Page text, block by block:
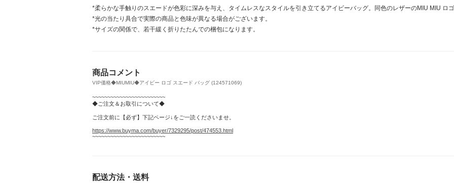
*柔らかな手触りのスエードが色彩に深みを与え、タイムレスなスタイルを引き立てるアイビーバッグ。同色のレザーのMIU MIU ロ
*光の当たり具合で実際の商品と色味が異なる場合がございます。
*サイズの関係で、若干緩く折りたたんでの梱包になります。
商品コメント
VIP価格◆MIUMIU◆アイビー ロゴ スエード バッグ (124571069)
~~~~~~~~~~~~~~~~~~~~~~~~
◆ご注文＆お取引について◆
ご注文前に【必ず】下記ページ↓をご一読くださいませ。
https://www.buyma.com/buyer/7329295/post/474553.html
~~~~~~~~~~~~~~~~~~~~~~~~
配送方法・送料